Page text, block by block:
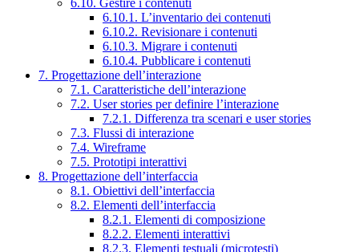
6.10.1. L’inventario dei contenuti
6.10.2. Revisionare i contenuti
6.10.3. Migrare i contenuti
6.10.4. Pubblicare i contenuti
7. Progettazione dell’interazione
7.1. Caratteristiche dell’interazione
7.2. User stories per definire l’interazione
7.2.1. Differenza tra scenari e user stories
7.3. Flussi di interazione
7.4. Wireframe
7.5. Prototipi interattivi
8. Progettazione dell’interfaccia
8.1. Obiettivi dell’interfaccia
8.2. Elementi dell’interfaccia
8.2.1. Elementi di composizione
8.2.2. Elementi interattivi
8.2.3. Elementi testuali (microtesti)